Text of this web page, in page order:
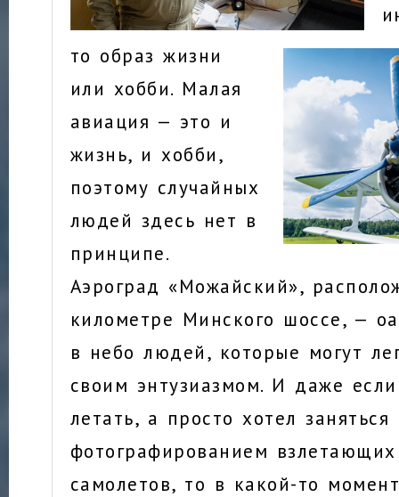
то образ жизни
или хобби. Малая
авиация — это и
жизнь, и хобби,
поэтому случайных
людей здесь нет в
принципе.
Аэроград «Можайский»,
километре Минского шоссе, —
в небо людей, которые могут
своим энтузиазмом. И даже
летать, а просто хотел
фотографированием
самолетов, то в какой-то